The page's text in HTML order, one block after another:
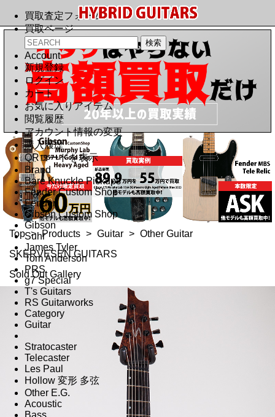
買取査定フォーム
買取ページ
Account
新規登録
ログイン
カート
お気に入りアイテム
閲覧履歴
アカウント情報の変更
購入履歴
QRコードを表示
Brand
Bare Knuckle Pickups
Fender Custom Shop
Fender
Gibson Custom Shop
Gibson
Suhr
James Tyler
Tom Anderson
PRS
g7 Special
T's Guitars
RS Guitarworks
Category
Guitar
Stratocaster
Telecaster
Les Paul
Hollow 変形 多弦
Other E.G.
Acoustic
Bass
Top > Products > Guitar > Other Guitar
SKERVESEN GUITARS
Sold Out Gallery